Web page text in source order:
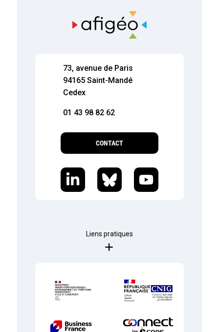
73, avenue de Paris
94165 Saint-Mandé
Cedex
01 43 98 82 62
CONTACT
Liens pratiques